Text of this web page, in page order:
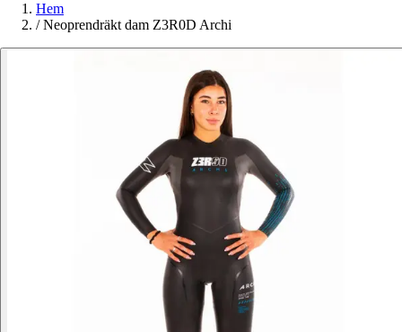
Hem
/ Neoprendräkt dam Z3R0D Archi